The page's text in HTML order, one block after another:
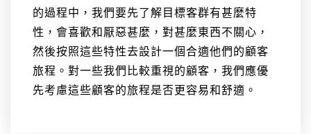
的過程中，我們要先了解目標客群有甚麼特
性，會喜歡和厭惡甚麼，對甚麼東西不關心，
然後按照這些特性去設計一個合適他們的顧客
旅程。對一些我們比較重視的顧客，我們應優
先考慮這些顧客的旅程是否更容易和舒適。